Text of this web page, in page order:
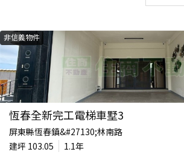
非信義物件
恆春全新完工電梯車墅3
屏東縣恆春鎮&#27130;林南路
建坪 103.05
1.1年